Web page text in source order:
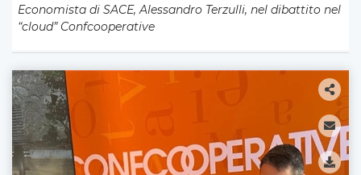
Economista di SACE, Alessandro Terzulli, nel dibattito nel
“cloud” Confcooperative